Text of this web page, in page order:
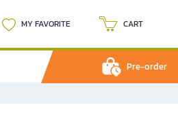
MY FAVORITE CART
Pre-order